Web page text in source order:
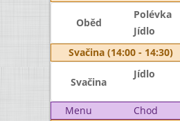
Oběd
Polévka
Jídlo
Svačina (14:00 - 14:30)
Svačina
Jídlo
Menu Chod